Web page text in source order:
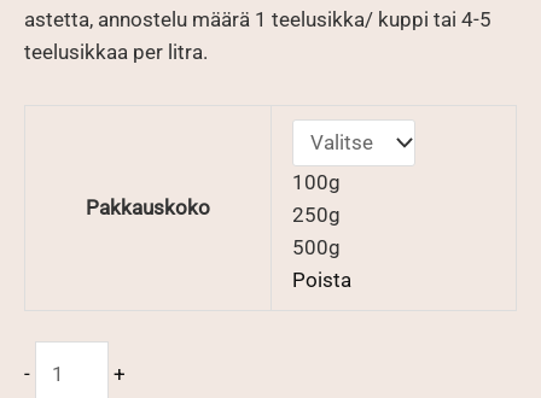
astetta, annostelu määrä 1 teelusikka/ kuppi tai 4-5
teelusikkaa per litra.
Pakkauskoko
100g
250g
500g
Poista
-
Earl
+